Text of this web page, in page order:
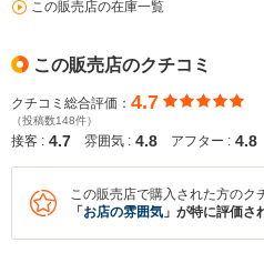
この販売店の在庫一覧
この販売店のクチコミ
クチコミ総合評価： 4.7
（投稿数148件）
接客 : 4.7 雰囲気 : 4.8 アフター : 4.8
この販売店で購入された方のク
「 お店の雰囲気 」が特に評価さ